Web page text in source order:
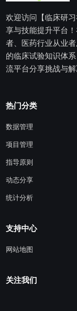
欢迎访问【临床研
享与技能提升平台
者、医药行业从业
的临床试验知识体
流平台分享挑战与解
热门分类
数据管理
项目管理
指导原则
动态分享
统计分析
支持中心
网站地图
关注我们